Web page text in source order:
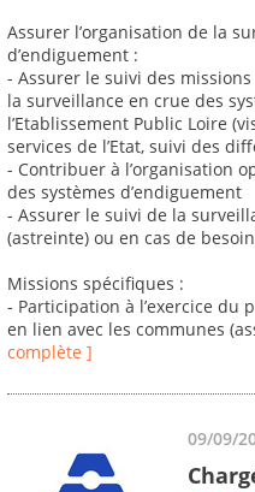
Assurer l’organisation de la
d’endiguement :
- Assurer le suivi des
la surveillance en crue des
l’Etablissement Public Loire
services de l’Etat, suivi des
- Contribuer à l’organisation
des systèmes d’endiguement
- Assurer le suivi de la
(astreinte) ou en cas de
Missions spécifiques :
- Participation à l’exercice
en lien avec les communes
complète ]
09/09/